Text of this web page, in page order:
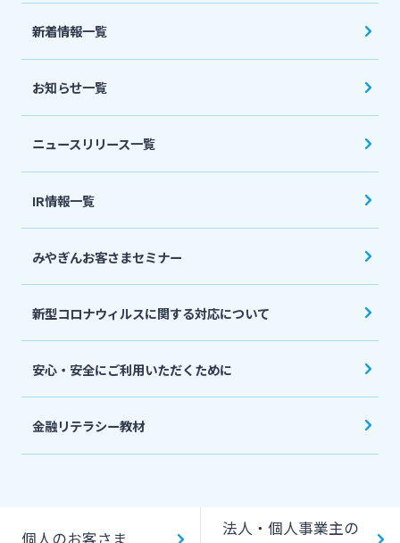
法人・個人事業主のお客さま
宮崎銀行について
ニュースリリース一覧
採用情報
お問い合わせ先一覧
新着情報一覧
お知らせ一覧
ニュースリリース一覧
IR情報一覧
みやぎんお客さまセミナー
新型コロナウィルスに関する対応について
安心・安全にご利用いただくために
金融リテラシー教材
法人・個人事業主の